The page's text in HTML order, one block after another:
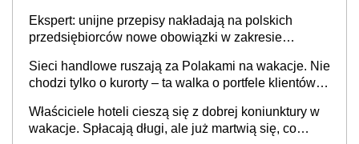
Ekspert: unijne przepisy nakładają na polskich
przedsiębiorców nowe obowiązki w zakresie
Sieci handlowe ruszają za Polakami na wakacje. Nie
chodzi tylko o kurorty – ta walka o portfele klientów
cichu
Właściciele hoteli cieszą się z dobrej koniunktury w
wakacje. Spłacają długi, ale już martwią się, co